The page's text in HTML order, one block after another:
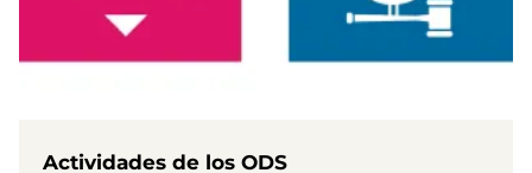
Actividades de los ODS